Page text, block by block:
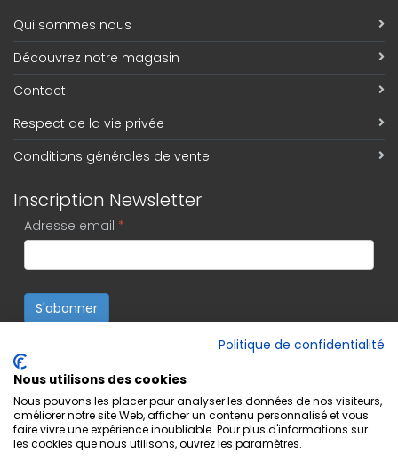
Qui sommes nous
Découvrez notre magasin
Contact
Respect de la vie privée
Conditions générales de vente
Inscription Newsletter
Adresse email *
S'abonner
Politique de confidentialité
Nous utilisons des cookies
Nous pouvons les placer pour analyser les données de nos visiteurs,
améliorer notre site Web, afficher un contenu personnalisé et vous
faire vivre une expérience inoubliable. Pour plus d'informations sur
les cookies que nous utilisons, ouvrez les paramètres.